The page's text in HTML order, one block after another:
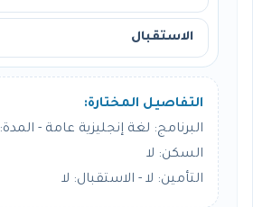
الاستقبال
التفاصيل المختارة:
البرنامج: لغة إنجليزية عامة - المدة: 4 أسبوع
السكن: لا
التأمين: لا - الاستقبال: لا